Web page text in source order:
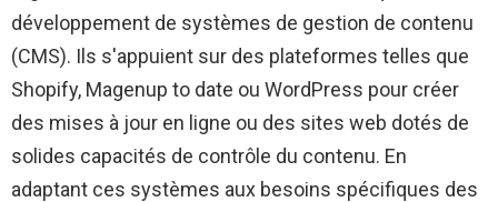
développement de systèmes de gestion de contenu
(CMS). Ils s'appuient sur des plateformes telles que
Shopify, Magenup to date ou WordPress pour créer
des mises à jour en ligne ou des sites web dotés de
solides capacités de contrôle du contenu. En
adaptant ces systèmes aux besoins spécifiques des